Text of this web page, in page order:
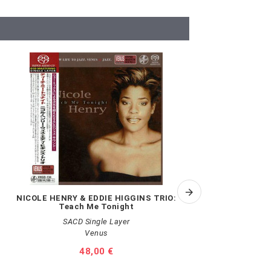
NICOLE HENRY & EDDIE HIGGINS TRIO:
Teach Me Tonight
SACD Single Layer
Venus
Prezzo
48,00 €